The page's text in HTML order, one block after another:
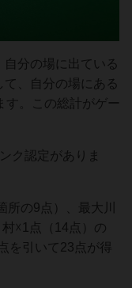
分の場に出ている
、自分の場にある
す。この総計がゲー
ク認定がありま
所の9点）、最大川
☓1点（14点）の
を引いて23点が得